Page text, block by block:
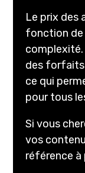
Le prix des
fonction de
des forfaits
ce qui
pour tous
Si vous
vos
référence à